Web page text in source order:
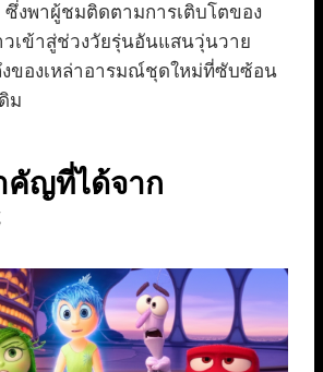
ซึ่งพาผู้ชมติดตามการเติบโตของ
วเข้าสู่ช่วงวัยรุ่นอันแสนวุ่นวาย
ของเหล่าอารมณ์ชุดใหม่ที่ซับซ้อน
ม
คัญที่ได้จาก